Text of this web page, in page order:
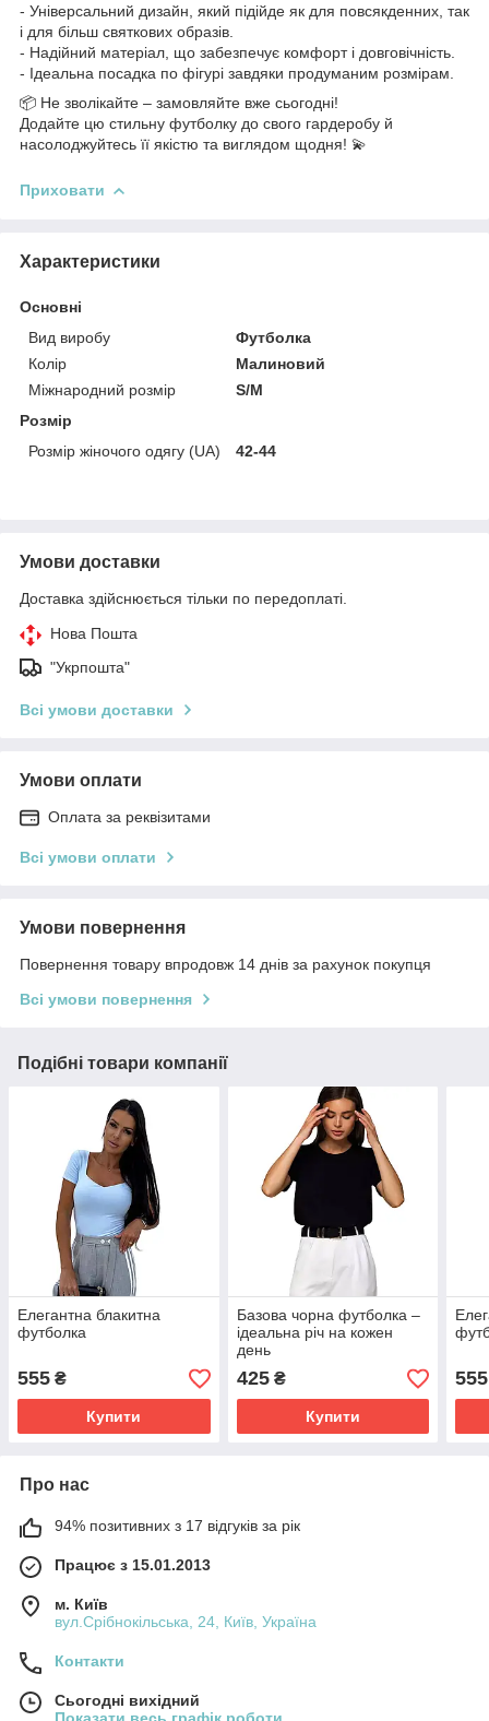
- Універсальний дизайн, який підійде як для повсякденних, так
і для більш святкових образів.
- Надійний матеріал, що забезпечує комфорт і довговічність.
- Ідеальна посадка по фігурі завдяки продуманим розмірам.
📦 Не зволікайте – замовляйте вже сьогодні!
Додайте цю стильну футболку до свого гардеробу й
насолоджуйтесь її якістю та виглядом щодня! 💫
Приховати
Характеристики
Основні
Вид виробу
Футболка
Колір
Малиновий
Міжнародний розмір
S/M
Розмір
Розмір жіночого одягу (UA)
42-44
Умови доставки
Доставка здійснюється тільки по передоплаті.
Нова Пошта
"Укрпошта"
Всі умови доставки
Умови оплати
Оплата за реквізитами
Всі умови оплати
Умови повернення
Повернення товару впродовж 14 днів за рахунок покупця
Всі умови повернення
Подібні товари компанії
Елегантна блакитна
футболка
555 ₴
Купити
Базова чорна футболка –
ідеальна річ на кожен
день
425₴
Купити
555
Про нас
94% позитивних з 17 відгуків за рік
Працює з 15.01.2013
м. Київ
вул.Срібнокільська, 24, Київ, Україна
Контакти
Сьогодні вихідний